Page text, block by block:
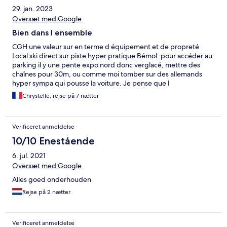
29. jan. 2023
Oversæt med Google
Bien dans l ensemble
CGH une valeur sur en terme d équipement et de propreté
Local ski direct sur piste hyper pratique Bémol: pour accéder au
parking il y une pente expo nord donc verglacé, mettre des
chaînes pour 30m, ou comme moi tomber sur des allemands
hyper sympa qui pousse la voiture. Je pense que l
établissement pourrait entretenir l accessibilité avec sel pour
éviter cette couche de glace Autre bémol: les poêles tefal sont à
dos. Sur un autre cgh testé les matelas étaient bien mieux.
Chrystelle, rejse på 7 nætter
Verificeret anmeldelse
10/10 Enestående
6. jul. 2021
Oversæt med Google
Alles goed onderhouden
Rejse på 2 nætter
Verificeret anmeldelse